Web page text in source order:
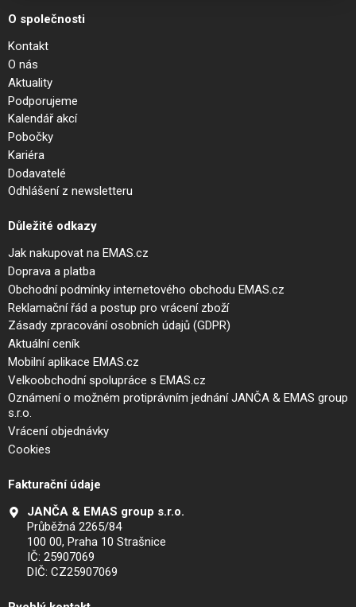
O společnosti
Kontakt
O nás
Aktuality
Podporujeme
Kalendář akcí
Pobočky
Kariéra
Dodavatelé
Odhlášení z newsletteru
Důležité odkazy
Jak nakupovat na EMAS.cz
Doprava a platba
Obchodní podmínky internetového obchodu EMAS.cz
Reklamační řád a postup pro vrácení zboží
Zásady zpracování osobních údajů (GDPR)
Aktuální ceník
Mobilní aplikace EMAS.cz
Velkoobchodní spolupráce s EMAS.cz
Oznámení o možném protiprávním jednání JANČA & EMAS group
s.r.o.
Vrácení objednávky
Cookies
Fakturační údaje
JANČA & EMAS group s.r.o.
Průběžná 2265/84
100 00, Praha 10 Strašnice
IČ: 25907069
DIČ: CZ25907069